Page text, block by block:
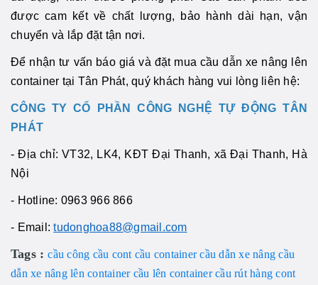
được cam kết về chất lượng, bảo hành dài hạn, vận
chuyển và lắp đặt tận nơi.
Để nhận tư vấn báo giá và đặt mua cầu dẫn xe nâng lên
container tại Tân Phát, quý khách hàng vui lòng liên hệ:
CÔNG TY CỔ PHẦN CÔNG NGHỆ TỰ ĐỘNG TÂN
PHÁT
- Địa chỉ: VT32, LK4, KĐT Đại Thanh, xã Đại Thanh, Hà
Nội
- Hotline: 0963 966 866
- Email:tudonghoa88@gmail.com
Tags :cầu công cầu cont cầu container cầu dẫn xe nâng cầu
dẫn xe nâng lên container cầu lên container cầu rút hàng cont